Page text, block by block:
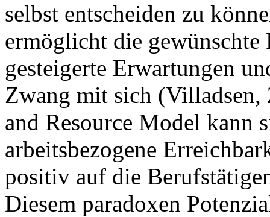
selbst entscheiden zu
ermöglicht die
gesteigerte Erwartungen
Zwang mit sich (Villadsen,
and Resource Model kann
arbeitsbezogene
positiv auf die
Diesem paradoxen